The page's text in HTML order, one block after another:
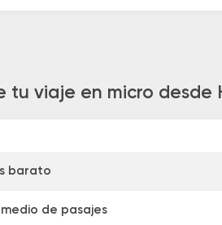
tu viaje en micro desde
barato
de pasajes